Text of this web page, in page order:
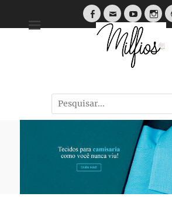
Tendências, Dicas e Guias de Tecidos